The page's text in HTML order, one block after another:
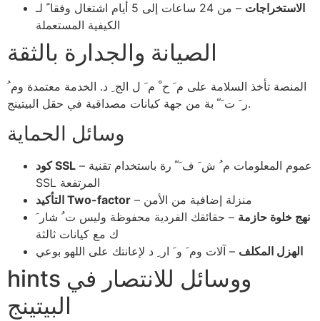
الاستخراجات
– من 24 ساعات إلى 5 أيام اشتغال وفقا ً لـ
الكيفية المستعملة
الصيانة والجدارة بالثقة
المنصة تأخذ السلامة على م َ ح ْ م َ ل الج ِ د. الخدمة معتمدة وم ُ
ر َ ت َ ّ بة من جهة كيانات مصداقية في حقل البيتينج.
وسائل الحماية
كود SSL – عموم المعلومات م ُ ش َ ف َ ّ رة باستخدام تقنية
SSL المرتفعة
التأكيد Two-factor
– منزلة إضافية من الأمن
نهج خلوة حازمة – حقائقك الفردية محفوظة وليس ت ُ شار َ
ك مع كيانات ثالثة
الهزل المكلف – آلات وم َ و َ ار ِ د لإعانتك على اللهو بوعي
hints ووسائل للانتصار في
البيتينج